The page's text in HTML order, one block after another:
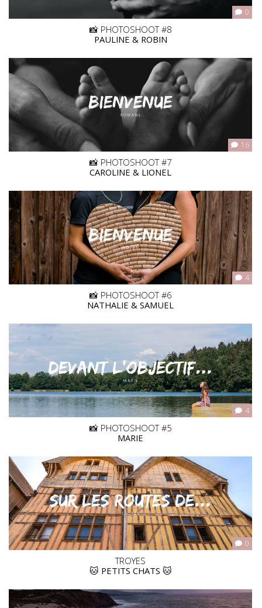
0
📸 PHOTOSHOOT #8
PAULINE & ROBIN
16
📸 PHOTOSHOOT #7
CAROLINE & LIONEL
4
📸 PHOTOSHOOT #6
NATHALIE & SAMUEL
4
📸 PHOTOSHOOT #5
MARIE
0
TROYES
🐱 PETITS CHATS 🐱